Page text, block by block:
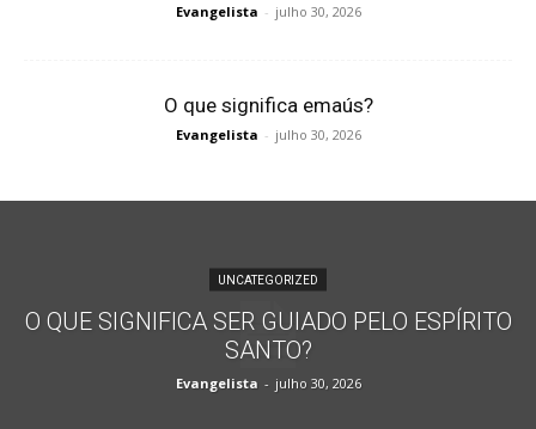
Evangelista - julho 30, 2026
O que significa emaús?
Evangelista - julho 30, 2026
UNCATEGORIZED
O QUE SIGNIFICA SER GUIADO PELO ESPÍRITO
SANTO?
Evangelista - julho 30, 2026